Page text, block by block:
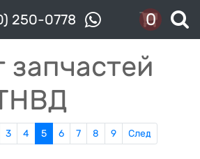
250-0778 0
запчастей
3 4 5 6 7 8 9 След